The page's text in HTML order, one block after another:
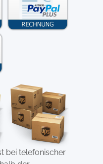
bei telefonischer